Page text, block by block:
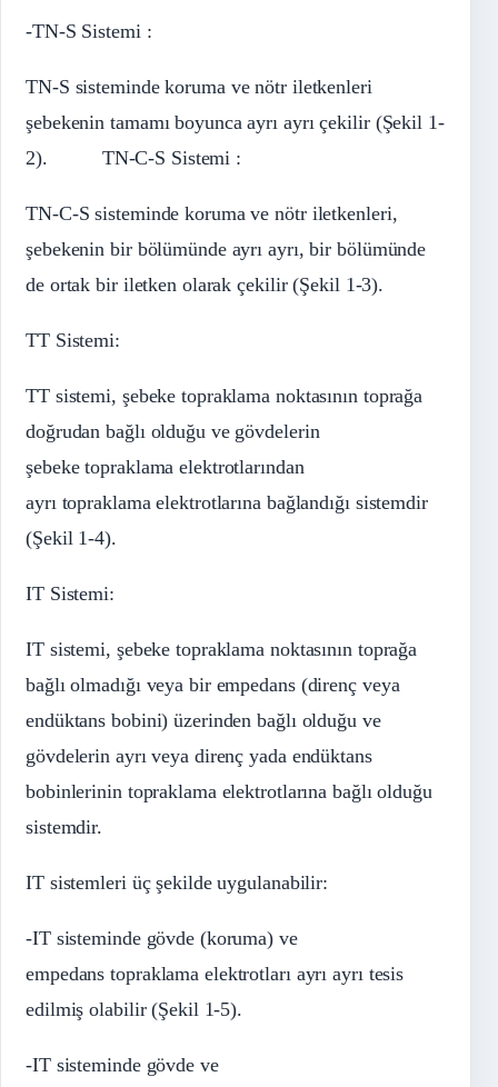
-TN-S Sistemi :
TN-S sisteminde koruma ve nötr iletkenleri
şebekenin tamamı boyunca ayrı ayrı çekilir (Şekil 1-
2). TN-C-S Sistemi :
TN-C-S sisteminde koruma ve nötr iletkenleri,
şebekenin bir bölümünde ayrı ayrı, bir bölümünde
de ortak bir iletken olarak çekilir (Şekil 1-3).
TT Sistemi:
TT sistemi, şebeke topraklama noktasının toprağa
doğrudan bağlı olduğu ve gövdelerin
şebeke topraklama elektrotlarından
ayrı topraklama elektrotlarına bağlandığı sistemdir
(Şekil 1-4).
IT Sistemi:
IT sistemi, şebeke topraklama noktasının toprağa
bağlı olmadığı veya bir empedans (direnç veya
endüktans bobini) üzerinden bağlı olduğu ve
gövdelerin ayrı veya direnç yada endüktans
bobinlerinin topraklama elektrotlarına bağlı olduğu
sistemdir.
IT sistemleri üç şekilde uygulanabilir:
-IT sisteminde gövde (koruma) ve
empedans topraklama elektrotları ayrı ayrı tesis
edilmiş olabilir (Şekil 1-5).
-IT sisteminde gövde ve